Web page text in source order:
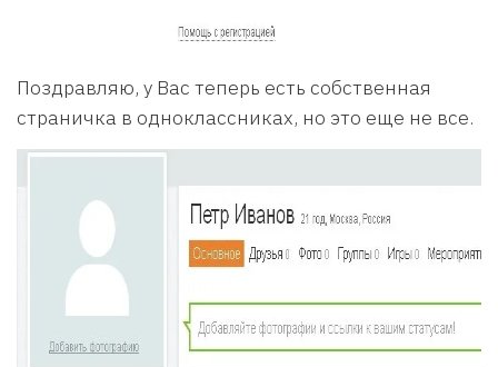
Поздравляю, у Вас теперь есть собственная
страничка в одноклассниках, но это еще не все.